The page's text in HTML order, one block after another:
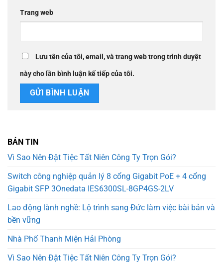
Trang web
Lưu tên của tôi, email, và trang web trong trình duyệt
này cho lần bình luận kế tiếp của tôi.
BẢN TIN
Vì Sao Nên Đặt Tiệc Tất Niên Công Ty Trọn Gói?
Switch công nghiệp quản lý 8 cổng Gigabit PoE + 4 cổng
Gigabit SFP 3Onedata IES6300SL-8GP4GS-2LV
Lao động lành nghề: Lộ trình sang Đức làm việc bài bản và
bền vững
Nhà Phố Thanh Miện Hải Phòng
Vì Sao Nên Đặt Tiệc Tất Niên Công Ty Trọn Gói?